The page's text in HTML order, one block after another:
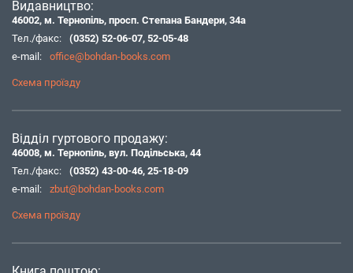
Видавництво:
46002, м. Тернопіль, просп. Степана Бандери, 34а
Тел./факс:
(0352) 52-06-07, 52-05-48
e-mail:
office@bohdan-books.com
Схема проїзду
Відділ гуртового продажу:
46008, м. Тернопіль, вул. Подільська, 44
Тел./факс:
(0352) 43-00-46, 25-18-09
e-mail:
zbut@bohdan-books.com
Схема проїзду